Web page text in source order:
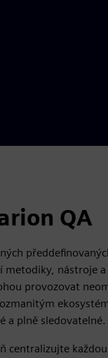
QA
nástroje
provozovat
a plně sledovatelné.
centralizujte